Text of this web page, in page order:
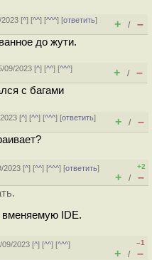
[^] [^^] [^^^] [ответить]
+ / –
до жути.
09/2023 [^] [^^] [^^^]
+ / –
с багами
[^] [^^] [^^^] [ответить]
+ / –
2023 [^] [^^] [^^^] [ответить]
+2
+ / –
вменяемую IDE.
09/2023 [^] [^^] [^^^]
–1
+ / –